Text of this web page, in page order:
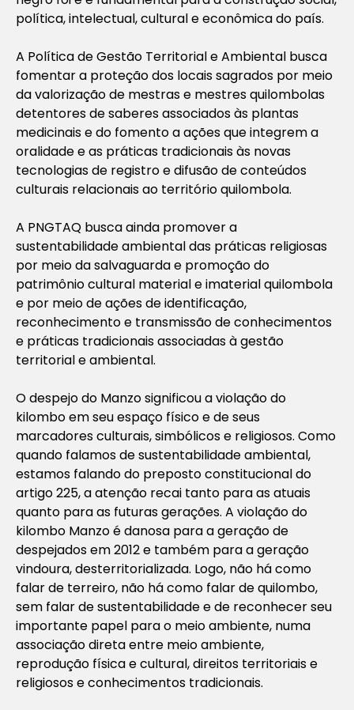
política, intelectual, cultural e econômica do país.
A Política de Gestão Territorial e Ambiental busca
fomentar a proteção dos locais sagrados por meio
da valorização de mestras e mestres quilombolas
detentores de saberes associados às plantas
medicinais e do fomento a ações que integrem a
oralidade e as práticas tradicionais às novas
tecnologias de registro e difusão de conteúdos
culturais relacionais ao território quilombola.
A PNGTAQ busca ainda promover a
sustentabilidade ambiental das práticas religiosas
por meio da salvaguarda e promoção do
patrimônio cultural material e imaterial quilombola
e por meio de ações de identificação,
reconhecimento e transmissão de conhecimentos
e práticas tradicionais associadas à gestão
territorial e ambiental.
O despejo do Manzo significou a violação do
kilombo em seu espaço físico e de seus
marcadores culturais, simbólicos e religiosos. Como
quando falamos de sustentabilidade ambiental,
estamos falando do preposto constitucional do
artigo 225, a atenção recai tanto para as atuais
quanto para as futuras gerações. A violação do
kilombo Manzo é danosa para a geração de
despejados em 2012 e também para a geração
vindoura, desterritorializada. Logo, não há como
falar de terreiro, não há como falar de quilombo,
sem falar de sustentabilidade e de reconhecer seu
importante papel para o meio ambiente, numa
associação direta entre meio ambiente,
reprodução física e cultural, direitos territoriais e
religiosos e conhecimentos tradicionais.